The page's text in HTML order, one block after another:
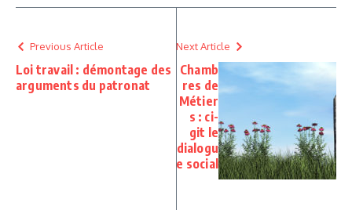
Previous Article
Loi travail : démontage des
arguments du patronat
Next Article
Chamb
res de
Métier
s : ci-
git le
dialogu
e social